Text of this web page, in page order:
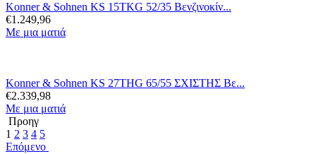
Konner & Sohnen KS 15TKG 52/35 Βενζινοκίν...
€1.249,96
Με μια ματιά
Konner & Sohnen KS 27THG 65/55 ΣΧΙΣΤΗΣ Βε...
€2.339,98
Με μια ματιά
Προηγ
1 2 3 4 5
Επόμενο